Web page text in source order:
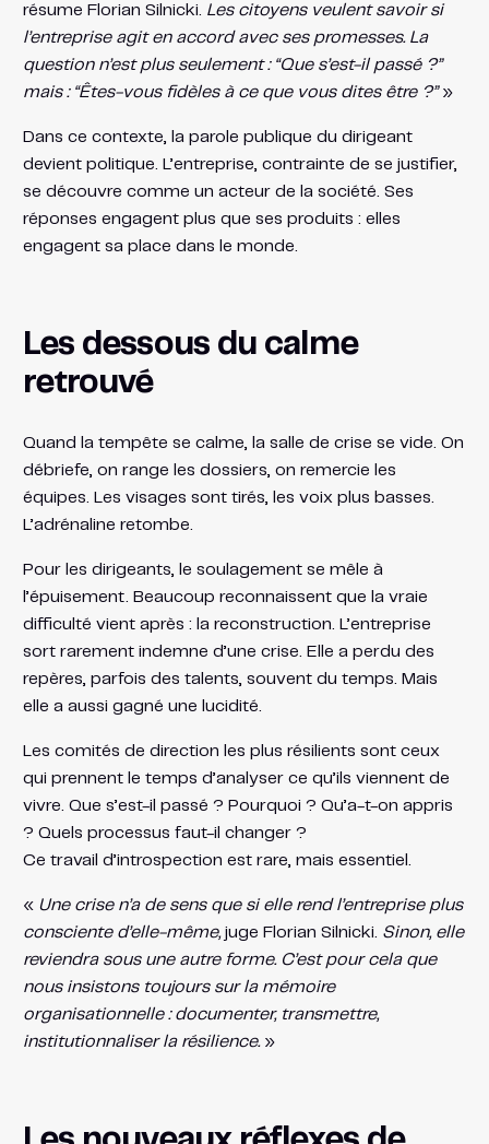
résume Florian Silnicki. Les citoyens veulent savoir si
l’entreprise agit en accord avec ses promesses. La
question n’est plus seulement : “Que s’est-il passé ?”
mais : “Êtes-vous fidèles à ce que vous dites être ?”»
Dans ce contexte, la parole publique du dirigeant
devient politique. L’entreprise, contrainte de se justifier,
se découvre comme un acteur de la société. Ses
réponses engagent plus que ses produits : elles
engagent sa place dans le monde.
Les dessous du calme
retrouvé
Quand la tempête se calme, la salle de crise se vide. On
débriefe, on range les dossiers, on remercie les
équipes. Les visages sont tirés, les voix plus basses.
L’adrénaline retombe.
Pour les dirigeants, le soulagement se mêle à
l’épuisement. Beaucoup reconnaissent que la vraie
difficulté vient après : la reconstruction. L’entreprise
sort rarement indemne d’une crise. Elle a perdu des
repères, parfois des talents, souvent du temps. Mais
elle a aussi gagné une lucidité.
Les comités de direction les plus résilients sont ceux
qui prennent le temps d’analyser ce qu’ils viennent de
vivre. Que s’est-il passé ? Pourquoi ? Qu’a-t-on appris
? Quels processus faut-il changer ?
Ce travail d’introspection est rare, mais essentiel.
« Une crise n’a de sens que si elle rend l’entreprise plus
consciente d’elle-même,juge Florian Silnicki. Sinon, elle
reviendra sous une autre forme. C’est pour cela que
nous insistons toujours sur la mémoire
organisationnelle : documenter, transmettre,
institutionnaliser la résilience.»